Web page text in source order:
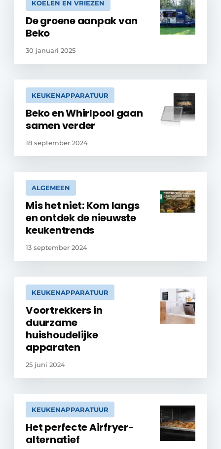
KOELEN EN VRIEZEN
De groene aanpak van
Beko
30 januari 2025
KEUKENAPPARATUUR
Beko en Whirlpool gaan
samen verder
18 september 2024
ALGEMEEN
Mis het niet: Kom langs
en ontdek de nieuwste
keukentrends
13 september 2024
KEUKENAPPARATUUR
Voortrekkers in
duurzame
huishoudelijke
apparaten
25 juni 2024
KEUKENAPPARATUUR
Het perfecte Airfryer-
alternatief